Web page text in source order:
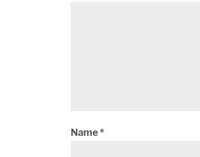
Name*